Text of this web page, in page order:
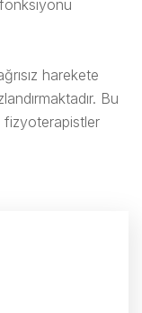
harekete
Bu
fizyoterapistler